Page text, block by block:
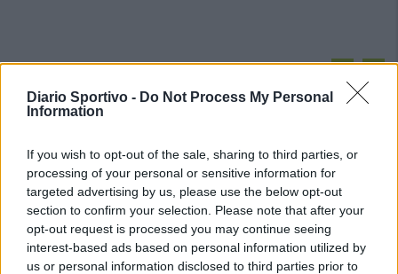
Diario Sportivo - Do Not Process My Personal
Information
If you wish to opt-out of the sale, sharing to third parties, or
processing of your personal or sensitive information for
targeted advertising by us, please use the below opt-out
section to confirm your selection. Please note that after your
opt-out request is processed you may continue seeing
interest-based ads based on personal information utilized by
us or personal information disclosed to third parties prior to
9 Ago 2026
La COS approda a Barisardo tra conferme,
nuovi volti e mister Loi a fare da filo
conduttore
9 Ago 2026